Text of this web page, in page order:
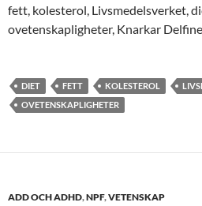
fett, kolesterol, Livsmedelsverket,
ovetenskapligheter, Knarkar
DIET FETT KOLESTEROL
OVETENSKAPLIGHETER
ADD OCH ADHD,NPF,VETENSKAP